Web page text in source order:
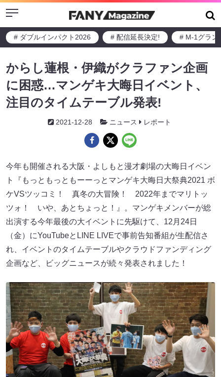
Menu
# ダブルインパクト2026 # 配信延長決定! # M-1グラン
からし蓮根・伊織がクラファン企画
に困惑…マンゲキ大晦日イベント、
注目のタイムテーブル発表!
2021-12-28 ニュース レポート
今年も開催される大阪・よしもと漫才劇場の大晦日イベン
ト『もっともっともーーっとマンゲキ大晦日大祭典2021 ボ
ケVSツッコミ！ 真冬の大冒険！ 2022年までマリトッ
ツォ！ いや、あとちょっと！』。マンゲキメンバーが総
出演する今年最後の大イベントに先駆けて、12月24日
（金）にYouTubeとLINE LIVEで事前告知番組が生配信さ
れ、イベントのタイムテーブルやクラウドファンディング
企画など、ビッグニュースが続々発表されました！